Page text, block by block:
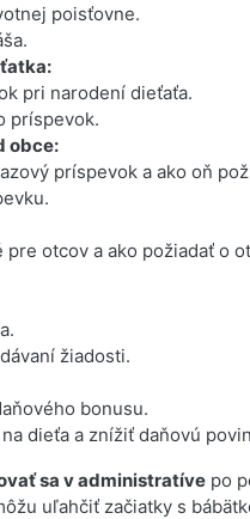
poisťovne.
pri narodení dieťaťa.
príspevok.
obce:
príspevok a ako oň
otcov a ako požiadať o
žiadosti.
bonusu.
dieťa a znížiť daňovú
sa v administratíve po
uľahčiť začiatky s